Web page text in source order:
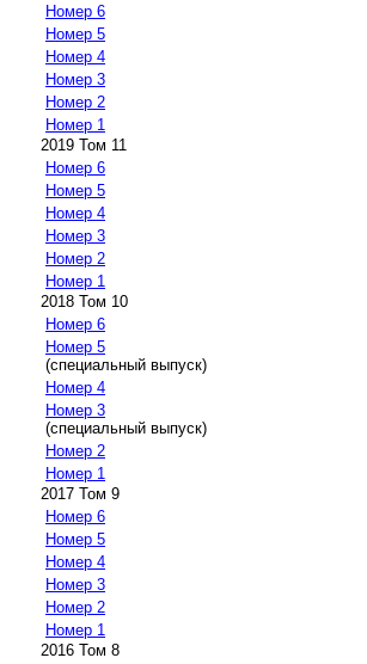
Номер 6
Номер 5
Номер 4
Номер 3
Номер 2
Номер 1
2019 Том 11
Номер 6
Номер 5
Номер 4
Номер 3
Номер 2
Номер 1
2018 Том 10
Номер 6
Номер 5
(специальный выпуск)
Номер 4
Номер 3
(специальный выпуск)
Номер 2
Номер 1
2017 Том 9
Номер 6
Номер 5
Номер 4
Номер 3
Номер 2
Номер 1
2016 Том 8